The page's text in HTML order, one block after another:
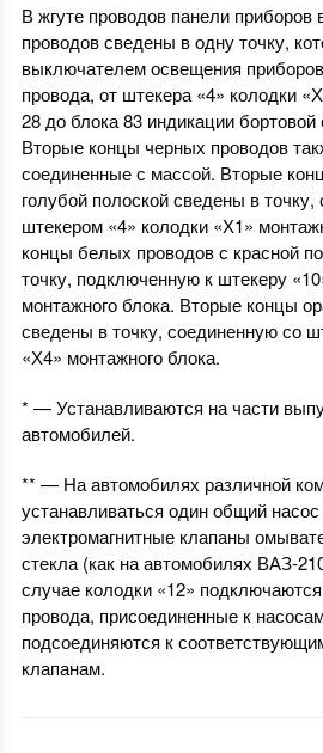
В жгуте проводов панели
проводов сведены в одну точку,
выключателем освещения
провода, от штекера «4» колодки
28 до блока 83 индикации
Вторые концы черных проводов
соединенные с массой. Вторые
голубой полоской сведены в
штекером «4» колодки «Х1»
концы белых проводов с красной
точку, подключенную к штекеру
монтажного блока. Вторые концы
сведены в точку, соединенную со
«Х4» монтажного блока.
* — Устанавливаются на части
автомобилей.
** — На автомобилях различной
устанавливаться один общий
электромагнитные клапаны
стекла (как на автомобилях ВАЗ-
случае колодки «12»
провода, присоединенные к
подсоединяются к
клапанам.